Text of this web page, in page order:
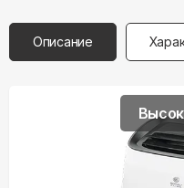
Описание